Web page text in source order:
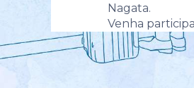
Nagata.
Venha